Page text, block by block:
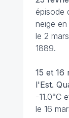
épisode
neige
le 2
1889.
15 et 16
l'Est.
-11.0°C
le 16